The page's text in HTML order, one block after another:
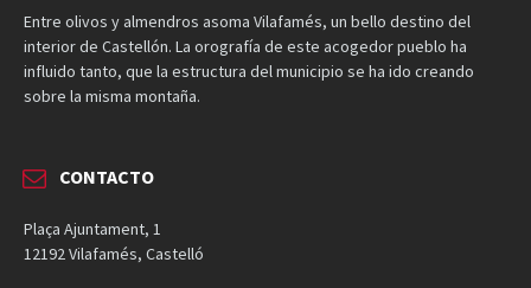
Entre olivos y almendros asoma Vilafamés, un bello destino del
interior de Castellón. La orografía de este acogedor pueblo ha
influido tanto, que la estructura del municipio se ha ido creando
sobre la misma montaña.
CONTACTO
Plaça Ajuntament, 1
12192 Vilafamés, Castelló